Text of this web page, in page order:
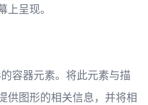
呈现。
容器元素。将此元素与描
供图形的相关信息，并将相